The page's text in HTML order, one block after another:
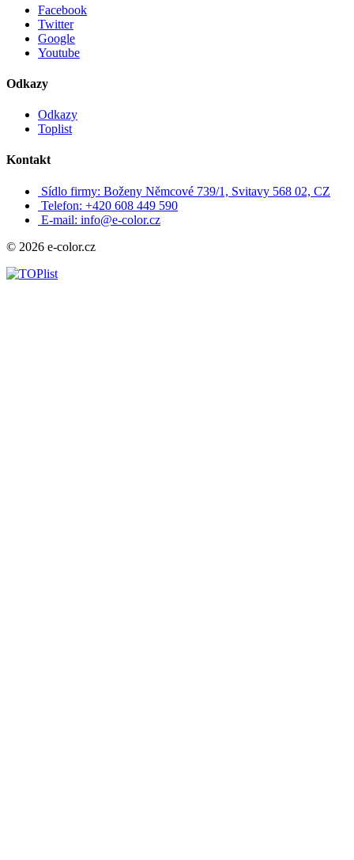
Facebook
Twitter
Google
Youtube
Odkazy
Odkazy
Toplist
Kontakt
Sídlo firmy: Boženy Němcové 739/1, Svitavy 568 02, CZ
Telefon: +420 608 449 590
E-mail: info@e-color.cz
© 2026 e-color.cz